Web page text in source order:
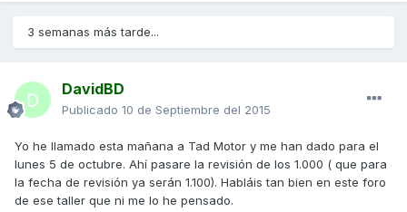
3 semanas más tarde...
DavidBD
Publicado 10 de Septiembre del 2015
Yo he llamado esta mañana a Tad Motor y me han dado para el
lunes 5 de octubre. Ahí pasare la revisión de los 1.000 ( que para
la fecha de revisión ya serán 1.100). Habláis tan bien en este foro
de ese taller que ni me lo he pensado.